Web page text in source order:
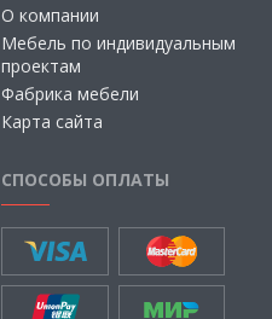
О компании
Мебель по индивидуальным
проектам
Фабрика мебели
Карта сайта
СПОСОБЫ ОПЛАТЫ